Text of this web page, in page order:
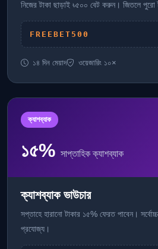
নিজের টাকা ছাড়াই ৳৫০০ বেট করুন। জিতলে পুরো
FREEBET500
১৪ দিন মেয়াদ ওয়েজারিং ১০×
ক্যাশব্যাক
১৫% সাপ্তাহিক ক্যাশব্যাক
ক্যাশব্যাক ভাউচার
সপ্তাহে হারানো টাকার ১৫% ফেরত পাবেন।
প্রযোজ্য।